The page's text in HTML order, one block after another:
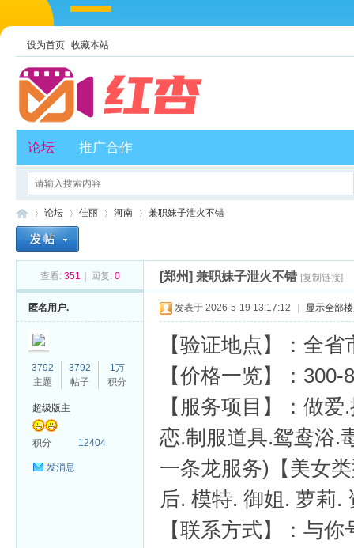
设为首页 收藏本站
论坛 推广合作
论坛
›
佳丽
›
河南 兼职妹子泄火不错
查看: 351 回复: 0 [郑州]兼职妹子泄火不错 [复制链接]
匿名用户.
3792
主题
3792
帖子
1万
积分
超级版主
积分 12404
发消息
发表于 2026-5-19 13:17:12 显示全部
【验证地点】：全省
【价格一览】：300-
【服务项目】：做
恋.制服道具.鸳鸯浴.
一条龙服务)【美女
后. 模特. 御姐. 萝莉.
【联系方式】：与